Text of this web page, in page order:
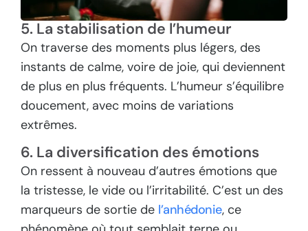
5. La stabilisation de l’humeur
On traverse des moments plus légers, des
instants de calme, voire de joie, qui deviennent
de plus en plus fréquents. L’humeur s’équilibre
doucement, avec moins de variations
extrêmes.
6. La diversification des émotions
On ressent à nouveau d’autres émotions que
la tristesse, le vide ou l’irritabilité. C’est un des
marqueurs de sortie de l’anhédonie, ce